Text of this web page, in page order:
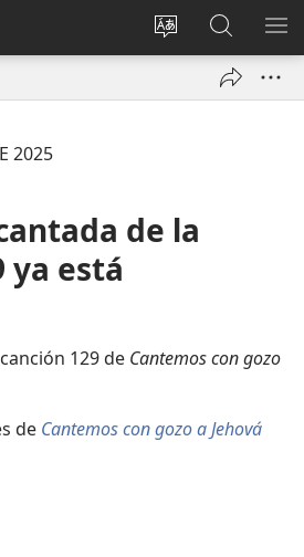
Cambiar
del sitio
Iniciar
sesión
en
jw.org
2025
de la
ya está
129 de Cantemos con gozo
de Cantemos con gozo a Jehová